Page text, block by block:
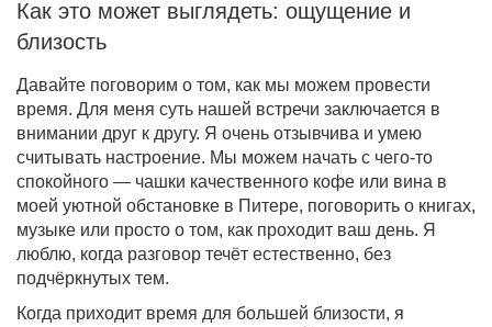
Как это может выглядеть: ощущение и
близость
Давайте поговорим о том, как мы можем провести
время. Для меня суть нашей встречи заключается в
внимании друг к другу. Я очень отзывчива и умею
считывать настроение. Мы можем начать с чего-то
спокойного — чашки качественного кофе или вина в
моей уютной обстановке в Питере, поговорить о книгах,
музыке или просто о том, как проходит ваш день. Я
люблю, когда разговор течёт естественно, без
подчёркнутых тем.
Когда приходит время для большей близости, я